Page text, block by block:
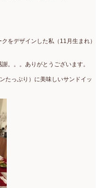
をデザインした私（11月生まれ）
。。。ありがとうございます。
たっぷり）に美味しいサンドイッ